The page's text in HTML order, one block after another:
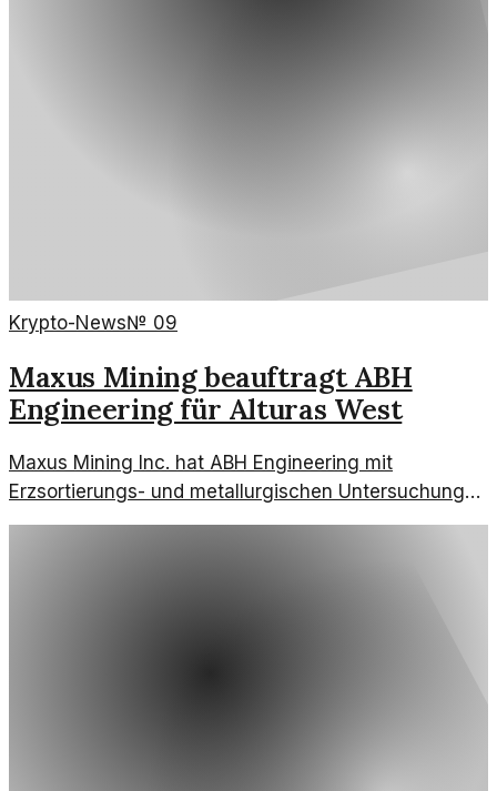
Krypto-News№ 09
Maxus Mining beauftragt ABH
Engineering für Alturas West
Maxus Mining Inc. hat ABH Engineering mit
Erzsortierungs- und metallurgischen Untersuchungen
beauftragt. Dies geschieht im Rahmen des